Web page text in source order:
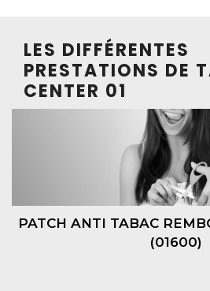
LES DIFFÉRENTES
PRESTATIONS DE
CENTER 01
PATCH ANTI TABAC
(01600)